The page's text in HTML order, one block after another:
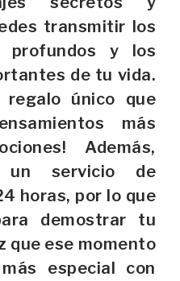
transmitir los
profundos y los
de tu vida.
regalo único que
más
Además,
un servicio de
horas, por lo que
demostrar tu
que ese momento
especial con